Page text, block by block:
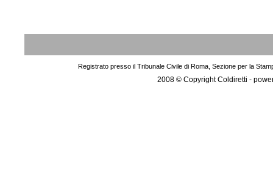
Registrato presso il Tribunale Civile di Roma, Sezione per la
2008 © Copyright Coldiretti -